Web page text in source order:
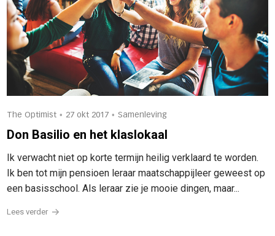
The Optimist • 27 okt 2017 • Samenleving
Don Basilio en het klaslokaal
Ik verwacht niet op korte termijn heilig verklaard te worden.
Ik ben tot mijn pensioen leraar maatschappijleer geweest op
een basisschool. Als leraar zie je mooie dingen, maar...
Lees verder